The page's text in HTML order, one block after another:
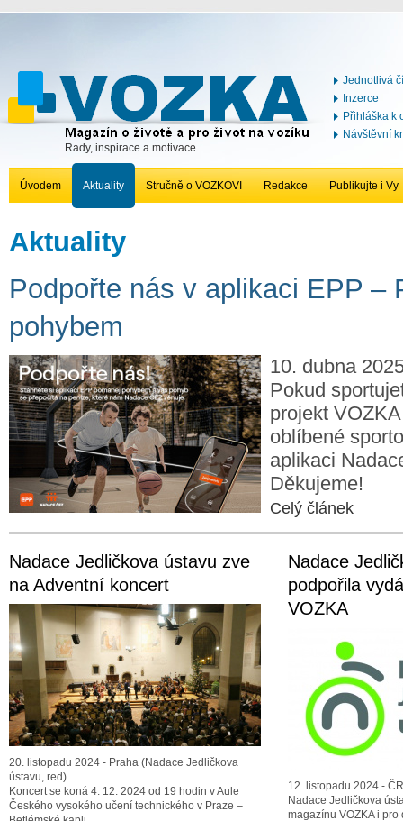
Rady, inspirace a motivace
Jednotlivá
Inzerce
Přihláška k
Návštěvní
Úvodem Aktuality Stručně o VOZKOVI Redakce Publikujte i Vy
Aktuality
Podpořte nás v aplikaci EPP –
pohybem
10. dubna
Pokud
projekt
oblíbené
aplikaci
Děkujeme!
Celý článek
Nadace Jedličkova ústavu zve
na Adventní koncert
20. listopadu 2024 - Praha (Nadace Jedličkova
ústavu, red)
Koncert se koná 4. 12. 2024 od 19 hodin v Aule
Českého vysokého učení technického v Praze –
Nadace
podpořila
VOZKA
12. listopadu 2024 -
Nadace Jedličkova
magazínu VOZKA i